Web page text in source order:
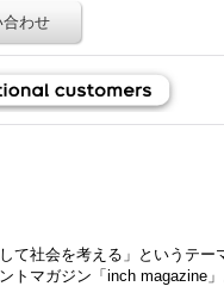
合わせ
て社会を考える」というテー
トマガジン「inch magazine」